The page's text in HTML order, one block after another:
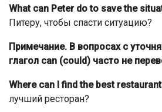
What can Peter do to save the
Питеру, чтобы спасти ситуацию?
Примечание. В вопросах с
глагол can (could) часто не
Where can I find the best
лучший ресторан?